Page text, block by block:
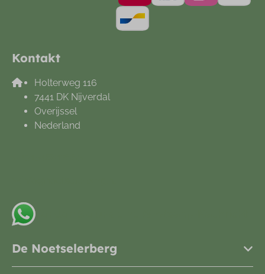
Kontakt
Holterweg 116
7441 DK Nijverdal
Overijssel
Nederland
De Noetselerberg